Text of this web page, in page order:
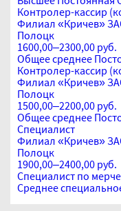
Контролер-кассир
Филиал «Кричев»
Полоцк
1600,00–2300,00 руб.
Общее среднее
Контролер-кассир
Филиал «Кричев»
Полоцк
1500,00–2200,00 руб.
Общее среднее
Специалист
Филиал «Кричев»
Полоцк
1900,00–2400,00 руб.
Специалист по
Среднее